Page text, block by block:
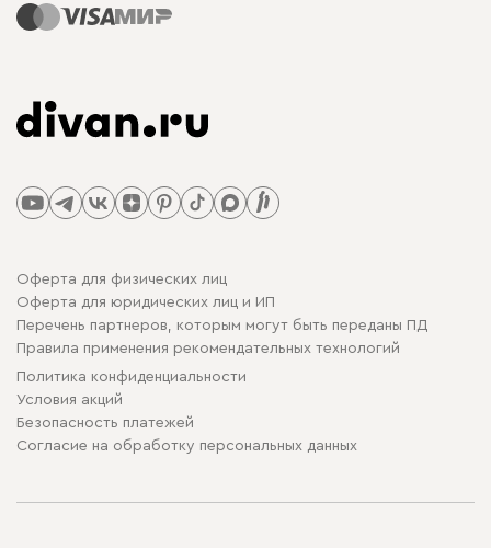
Оферта для физических лиц
Оферта для юридических лиц и ИП
Перечень партнеров, которым могут быть переданы ПД
Правила применения рекомендательных технологий
Политика конфиденциальности
Условия акций
Безопасность платежей
Cогласие на обработку персональных данных